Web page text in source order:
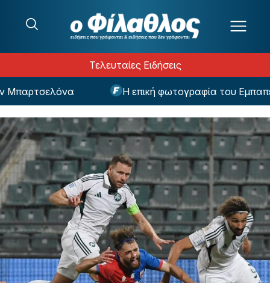
Τελευταίες Ειδήσεις
Η επική φωτογραφία του Εμπαπέ